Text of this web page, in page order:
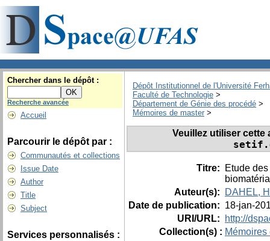
Chercher dans le dépôt :
Recherche avancée
Accueil
Parcourir le dépôt par :
Communautés et collections
Issue Date
Author
Title
Subject
Services personnalisés :
Dépôt Institutionnel de l'Université
Faculté de Technologie >
Département de Génie des procédé >
Mémoires de master >
Veuillez utiliser
Titre:
Etude
Auteur(s):
DAHEL,
Date de publication: 18-jan-
URI/URL:
http://
Collection(s) : Mémoires